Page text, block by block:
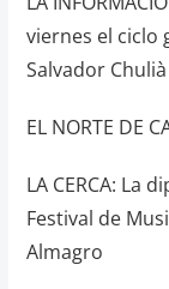
viernes el ciclo
Salvador Chulià
EL NORTE DE
LA CERCA: La
Festival de
Almagro